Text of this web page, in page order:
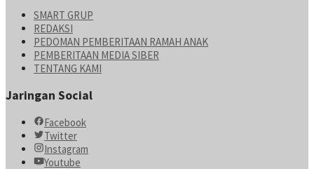
SMART GRUP
REDAKSI
PEDOMAN PEMBERITAAN RAMAH ANAK
PEMBERITAAN MEDIA SIBER
TENTANG KAMI
Jaringan Social
Facebook
Twitter
Instagram
Youtube